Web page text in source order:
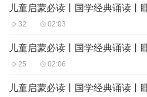
32 02:03
25 02:06